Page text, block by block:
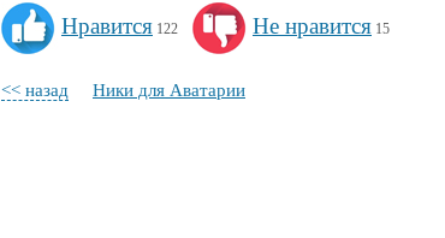
Нравится 122 Не нравится 15
<< назад Ники для Аватарии